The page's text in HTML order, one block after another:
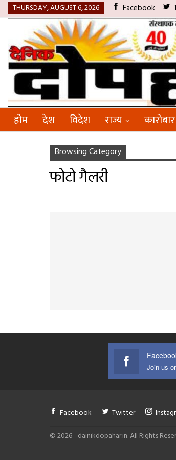
THURSDAY, AUGUST 6, 2026 Facebook
होम देश विदेश राज्य कारोबार
Browsing Category
फोटो गैलरी
Join us
Facebook Twitter
© 2026 - dainikdopahar.in. All Rights